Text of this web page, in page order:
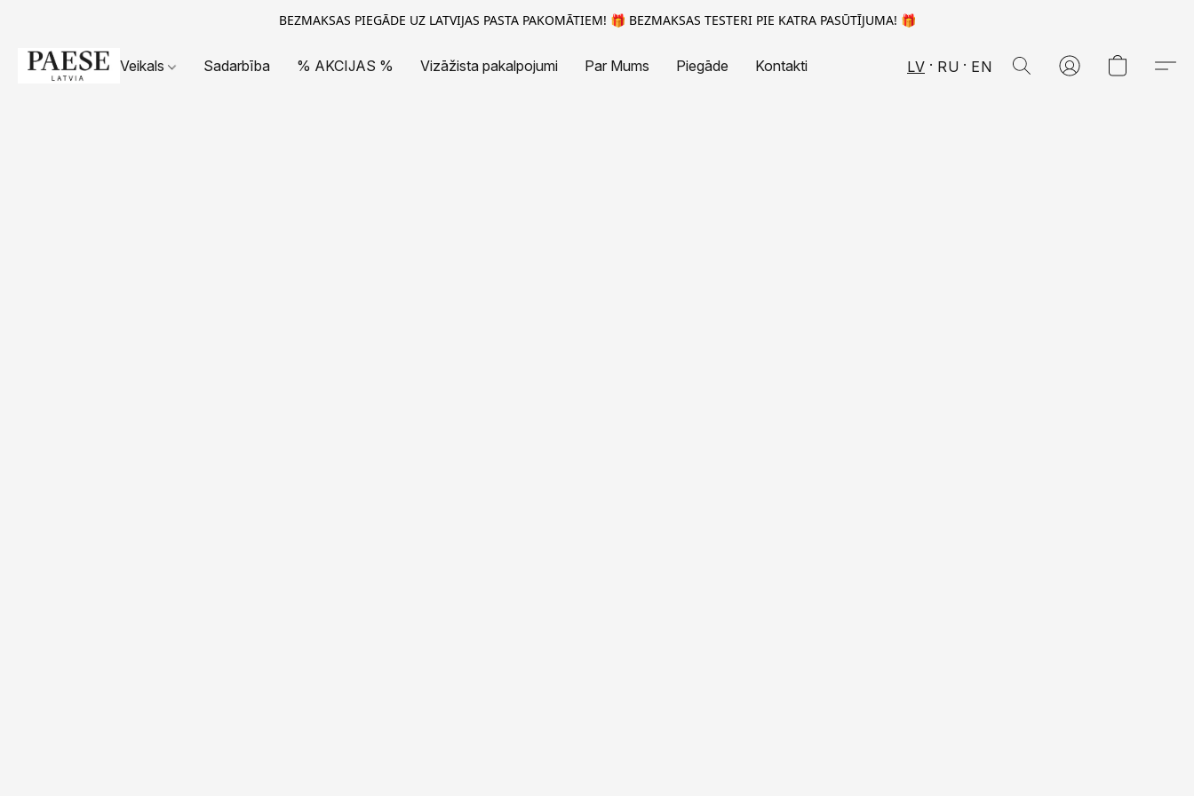
BEZMAKSAS PIEGĀDE UZ LATVIJAS PASTA PAKOMĀTIEM! 🎁 BEZMAKSAS TESTERI PIE KATRA PASŪTĪJUMA! 🎁
Veikals Sadarbība % AKCIJAS % Vizāžista pakalpojumi Par Mums Piegāde Kontakti LV RU EN